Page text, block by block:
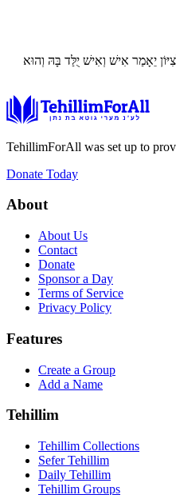
יֵאָמַר אִישׁ וְאִישׁ יֻלַּד בָּהּ וְהוּא
TehillimForAll was set up to
Donate Today
About
About Us
Contact
Donate
Sponsor a Day
Terms of Service
Privacy Policy
Features
Create a Group
Add a Name
Tehillim
Tehillim Collections
Sefer Tehillim
Daily Tehillim
Tehillim Groups